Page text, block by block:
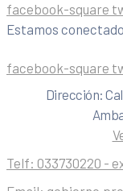
facebook-square
Estamos
facebook-square
Dirección:
Telf: 033730220 -